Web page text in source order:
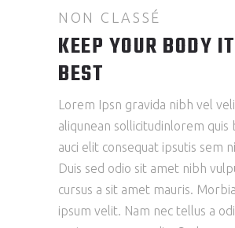
NON CLASSÉ
KEEP YOUR BODY
BEST
Lorem Ipsn gravida nibh vel
aliqunean sollicitudinlorem quis
auci elit consequat ipsutis sem
Duis sed odio sit amet nibh
cursus a sit amet mauris.
ipsum velit. Nam nec tellus a